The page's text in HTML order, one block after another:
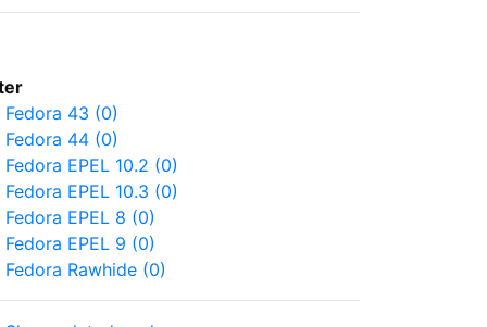
Fedora 43 (0)
Fedora 44 (0)
Fedora EPEL 10.2 (0)
Fedora EPEL 10.3 (0)
Fedora EPEL 8 (0)
Fedora EPEL 9 (0)
Fedora Rawhide (0)